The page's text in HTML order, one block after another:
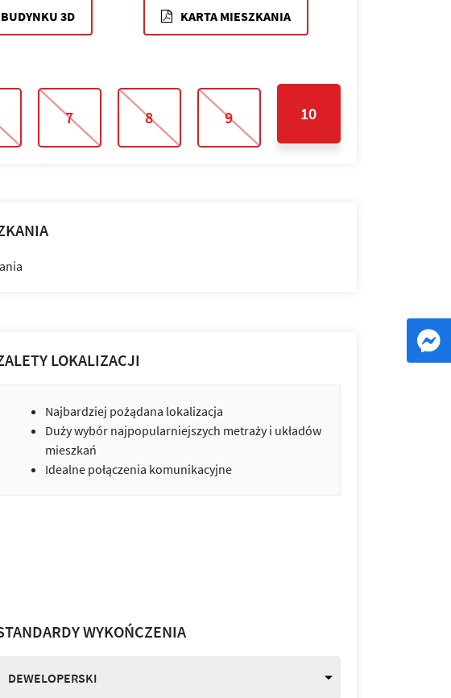
3D KARTA MIESZKANIA
7 8 9 10
LOKALIZACJI
Najbardziej pożądana lokalizacja
Duży wybór najpopularniejszych metraży i układów
mieszkań
Idealne połączenia komunikacyjne
WYKOŃCZENIA
DEWELOPERSKI